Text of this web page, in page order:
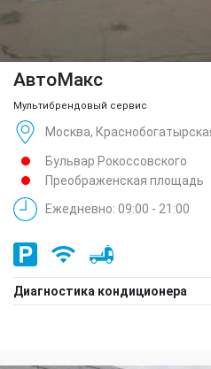
АвтоМакс
Мультибрендовый сервис
Москва,
Бульвар Рокоссовского
Преображенская площадь
Ежедневно: 09:00 - 21:00
Диагностика кондиционера